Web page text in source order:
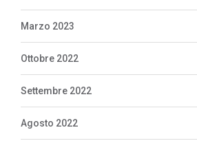
Marzo 2023
Ottobre 2022
Settembre 2022
Agosto 2022